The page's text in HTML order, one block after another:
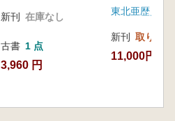
新刊 在庫なし
古書 1 点
3,960 円
権)
東北亜歴史財
新刊 取り寄せ
11,000円